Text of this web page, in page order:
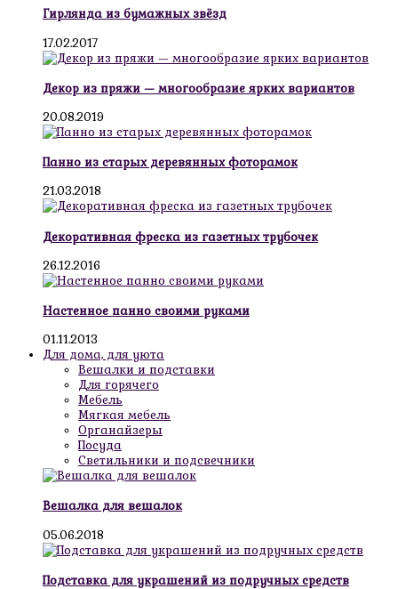
Гирлянда из бумажных звёзд
17.02.2017
Декор из пряжи — многообразие ярких вариантов
20.08.2019
Панно из старых деревянных фоторамок
21.03.2018
Декоративная фреска из газетных трубочек
26.12.2016
Настенное панно своими руками
01.11.2013
Для дома, для уюта
Вешалки и подставки
Для горячего
Мебель
Мягкая мебель
Органайзеры
Посуда
Светильники и подсвечники
Вешалка для вешалок
05.06.2018
Подставка для украшений из подручных средств